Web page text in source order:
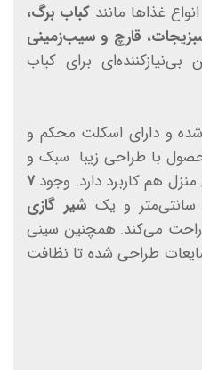
غذاها مانند کباب برگ،
قارچ و سیب‌زمینی
برای کباب
و دارای اسکلت محکم و
با طراحی زیبا سبک و
هم کاربرد دارد. وجود۷
شیر گازی
راحت می‌کند. همچنین سینی
طراحی شده تا نظافت